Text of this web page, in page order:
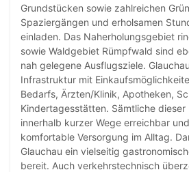
Grundstücken sowie zahlreichen
Spaziergängen und erholsamen
einladen. Das Naherholungsgebiet
sowie Waldgebiet Rümpfwald sind
nah gelegene Ausflugsziele.
Infrastruktur mit
Bedarfs, Ärzten/Klinik, Apotheken,
Kindertagesstätten. Sämtliche dieser
innerhalb kurzer Wege erreichbar
komfortable Versorgung im Alltag.
Glauchau ein vielseitig
bereit. Auch verkehrstechnisch